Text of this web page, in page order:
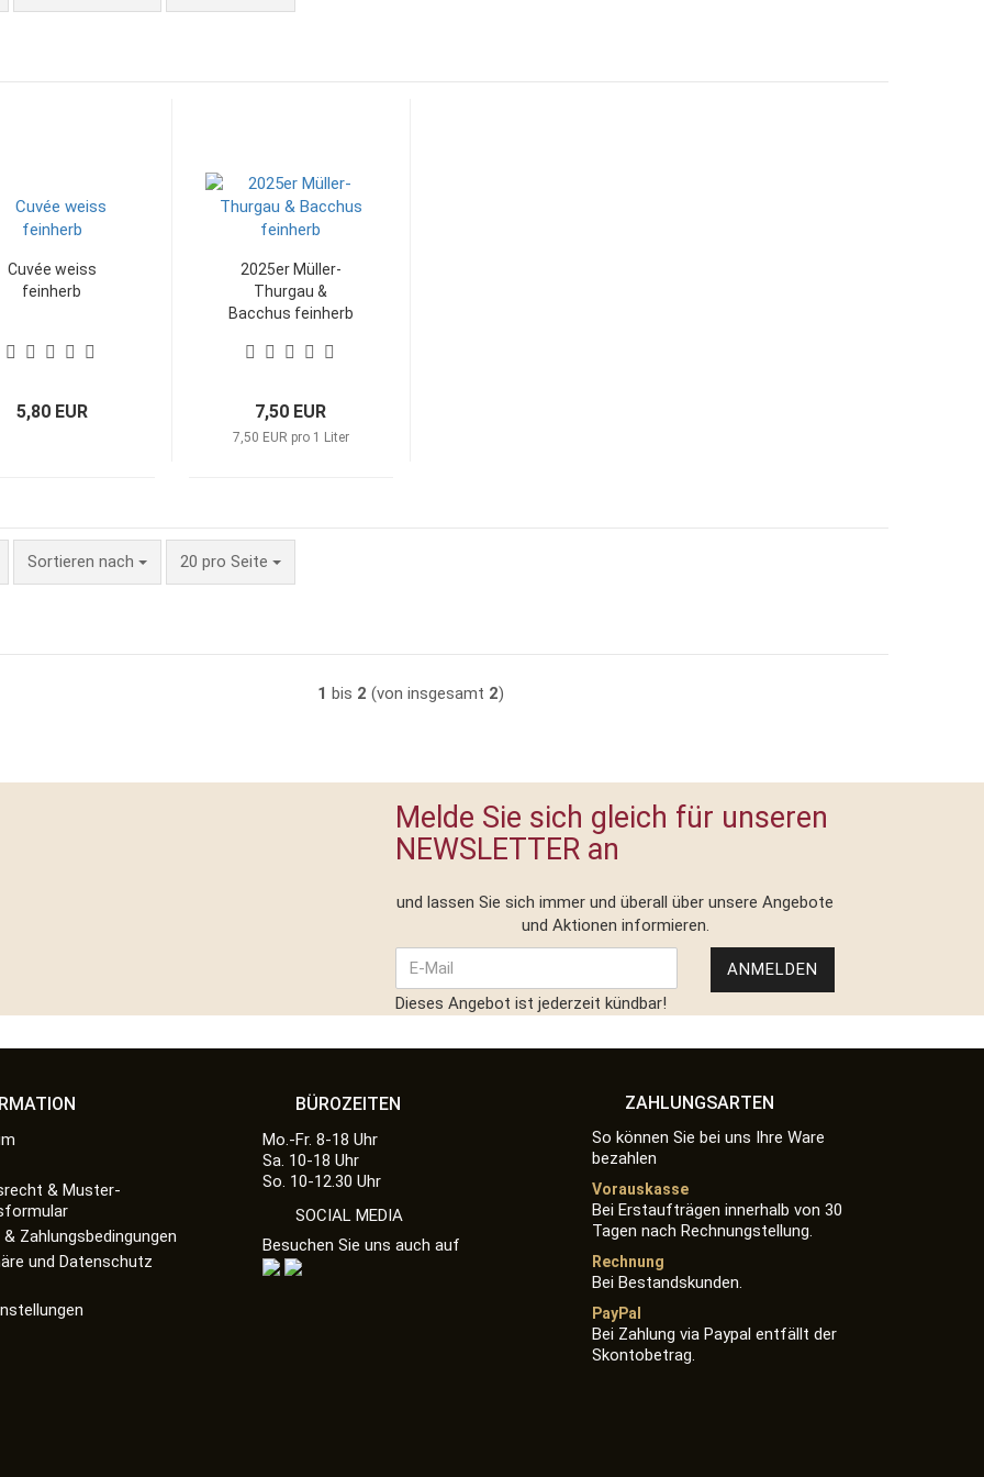
Cuvée weiss
feinherb
5,80 EUR
2025er Müller-
Thurgau &
Bacchus feinherb
7,50 EUR
7,50 EUR pro 1 Liter
Sortieren nach
Sortieren nach 20 pro Seite
pro Seite
1 bis 2 (von insgesamt 2)
Melde Sie sich gleich für unseren
NEWSLETTER an
und lassen Sie sich immer und überall über unsere Angebote
und Aktionen informieren.
ANMELDEN
Dieses Angebot ist jederzeit kündbar!
& Muster-
Zahlungsbedingungen
und Datenschutz
BÜROZEITEN
Mo.-Fr. 8-18 Uhr
Sa. 10-18 Uhr
So. 10-12.30 Uhr
SOCIAL MEDIA
Besuchen Sie uns auch auf
ZAHLUNGSARTEN
So können Sie bei uns Ihre Ware
bezahlen
Vorauskasse
Bei Erstaufträgen innerhalb von 30
Tagen nach Rechnungstellung.
Rechnung
Bei Bestandskunden.
PayPal
Bei Zahlung via Paypal entfällt der
Skontobetrag.